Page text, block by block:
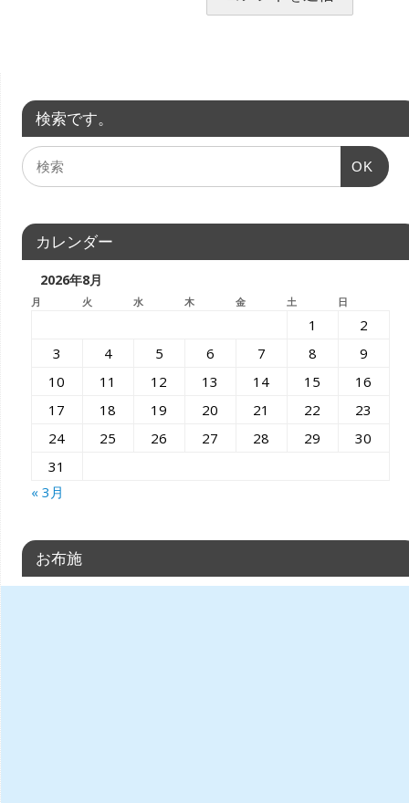
検索です。
OK
カレンダー
2026年8月
月 火 水 木 金 土 日
1
2
3
4 5 6 7 8
9
10
11 12 13 14 15
16
17
18 19 20 21 22
23
24
25 26 27 28 29
30
31
« 3月
お布施